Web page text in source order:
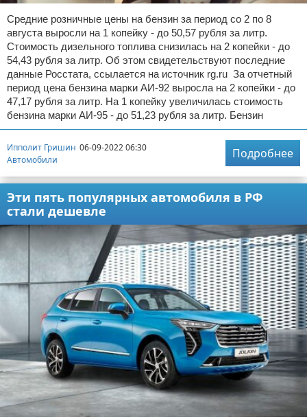
Средние розничные цены на бензин за период со 2 по 8
августа выросли на 1 копейку - до 50,57 рубля за литр.
Стоимость дизельного топлива снизилась на 2 копейки - до
54,43 рубля за литр. Об этом свидетельствуют последние
данные Росстата, ссылается на источник rg.ru За отчетный
период цена бензина марки АИ-92 выросла на 2 копейки - до
47,17 рубля за литр. На 1 копейку увеличилась стоимость
бензина марки АИ-95 - до 51,23 рубля за литр. Бензин
Ипполит Гришин 06-09-2022 06:30
Автомобили
Подробнее
Эти пять популярных автомобиля в РФ
стали дешевле